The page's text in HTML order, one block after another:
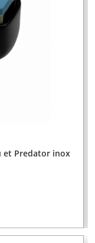
et Predator inox